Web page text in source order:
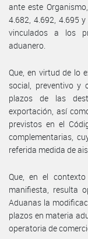
ante este
4.682, 4.692, 4.695
vinculados a los
aduanero.
Que, en virtud de lo
social, preventivo y
plazos de las
exportación, así
previstos en el
complementarias,
referida medida de
Que, en el
manifiesta, resulta
Aduanas la
plazos en materia
operatoria de